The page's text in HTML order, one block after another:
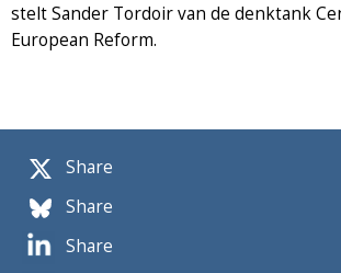
Share
Share
Share
stelt Sander Tordoir van de denktank
European Reform.